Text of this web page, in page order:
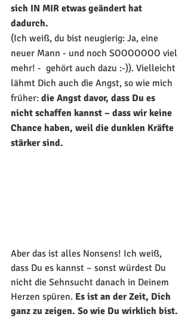
sich IN MIR etwas geändert hat
dadurch.
(Ich weiß, du bist neugierig: Ja, eine
neuer Mann - und noch SOOOOOOO viel
mehr! -  gehört auch dazu :-)). Vielleicht
lähmt Dich auch die Angst, so wie mich
früher: die Angst davor, dass Du es
nicht schaffen kannst – dass wir keine
Chance haben, weil die dunklen Kräfte
stärker sind.
Aber das ist alles Nonsens! Ich weiß,
dass Du es kannst – sonst würdest Du
nicht die Sehnsucht danach in Deinem
Herzen spüren. Es ist an der Zeit, Dich
ganz zu zeigen. So wie Du wirklich bist.